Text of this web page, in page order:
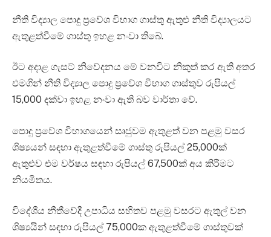
නීති විද්‍යාල පොදු ප්‍රවේශ විභාග ගාස්තු ඇතුළු නීති විද්‍යාලයට
ඇතුළත්වීමේ ගාස්තු ඉහළ නංවා තිබේ.
ඊට අදාළ ගැසට් නිවේදනය මේ වනවිට නිකුත් කර ඇති අතර
එමගින් නීති විද්‍යාල පොදු ප්‍රවේශ විභාග ගාස්තුව රුපියල්
15,000 දක්වා ඉහළ නංවා ඇති බව වාර්තා වේ.
පොදු ප්‍රවේශ විභාගයෙන් සෘජුවම ඇතුළත් වන පළමු වසර
ශිෂ්‍යයන් සඳහා ඇතුළත්වීමේ ගාස්තු රුපියල් 25,000ක්
ඇතුළුව එම වර්ෂය සඳහා රුපියල් 67,500ක් අය කිරීමට
නියමිතය.
විදේශීය නීතීවේදී උපාධිය සහිතව පළමු වසරට ඇතුල් වන
ශිෂ්‍යයින් සඳහා රුපියල් 75,000ක ඇතුළත්වීමේ ගාස්තුවක්